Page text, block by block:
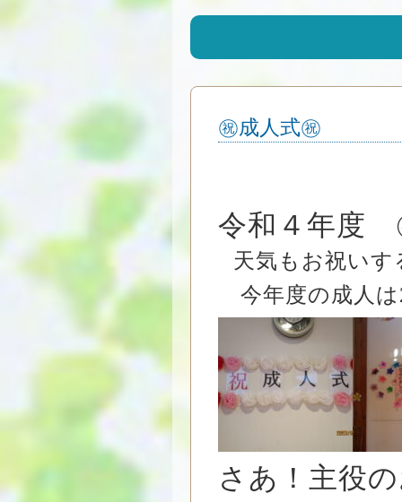
㊗成人式㊗
令和４年度
天気もお祝い
今年度の成人は
さあ！主役